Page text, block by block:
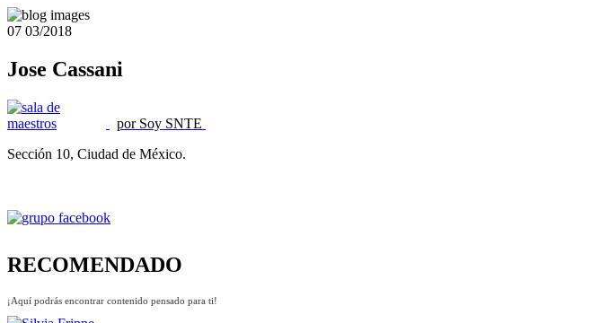
07 03/2018
Jose Cassani
por Soy SNTE
Sección 10, Ciudad de México.
RECOMENDADO
¡Aquí podrás encontrar contenido pensado para ti!